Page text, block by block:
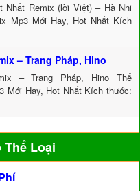
Nhất Remix (lời Việt) – Hà Nhi
Mp3 Mới Hay, Hot Nhất Kích
– Trang Pháp, Hino
– Trang Pháp, Hino Thể
Mới Hay, Hot Nhất Kích thước:
Thể Loại